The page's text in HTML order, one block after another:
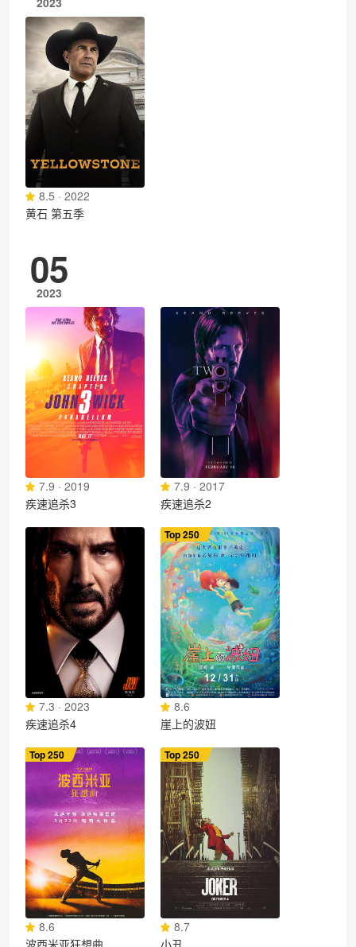
8.5 · 2022
黄石 第五季
05
2023
7.9 · 2019
疾速追杀3
7.9 · 2017
疾速追杀2
7.3 · 2023
疾速追杀4
Top 250
8.6
崖上的波妞
Top 250
8.6
波西米亚狂想曲
Top 250
8.7
小丑